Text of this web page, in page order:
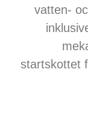
vatten-
startskottet